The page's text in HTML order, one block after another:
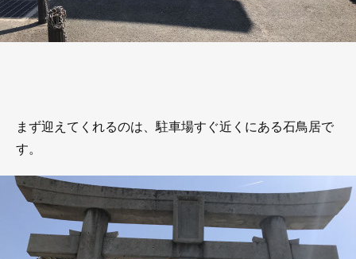
まず迎えてくれるのは、駐車場すぐ近くにある石鳥居で
す。